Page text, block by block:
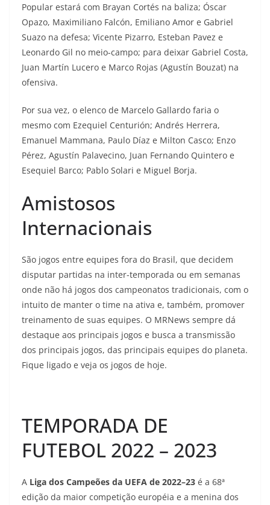
Popular estará com Brayan Cortés na baliza; Óscar
Opazo, Maximiliano Falcón, Emiliano Amor e Gabriel
Suazo na defesa; Vicente Pizarro, Esteban Pavez e
Leonardo Gil no meio-campo; para deixar Gabriel Costa,
Juan Martín Lucero e Marco Rojas (Agustín Bouzat) na
ofensiva.
Por sua vez, o elenco de Marcelo Gallardo faria o
mesmo com Ezequiel Centurión; Andrés Herrera,
Emanuel Mammana, Paulo Díaz e Milton Casco; Enzo
Pérez, Agustín Palavecino, Juan Fernando Quintero e
Esequiel Barco; Pablo Solari e Miguel Borja.
Amistosos
Internacionais
São jogos entre equipes fora do Brasil, que decidem
disputar partidas na inter-temporada ou em semanas
onde não há jogos dos campeonatos tradicionais, com o
intuito de manter o time na ativa e, também, promover
treinamento de suas equipes. O MRNews sempre dá
destaque aos principais jogos e busca a transmissão
dos principais jogos, das principais equipes do planeta.
Fique ligado e veja os jogos de hoje.
TEMPORADA DE
FUTEBOL 2022 – 2023
A Liga dos Campeões da UEFA de 2022–23 é a 68ª
edição da maior competição européia e a menina dos